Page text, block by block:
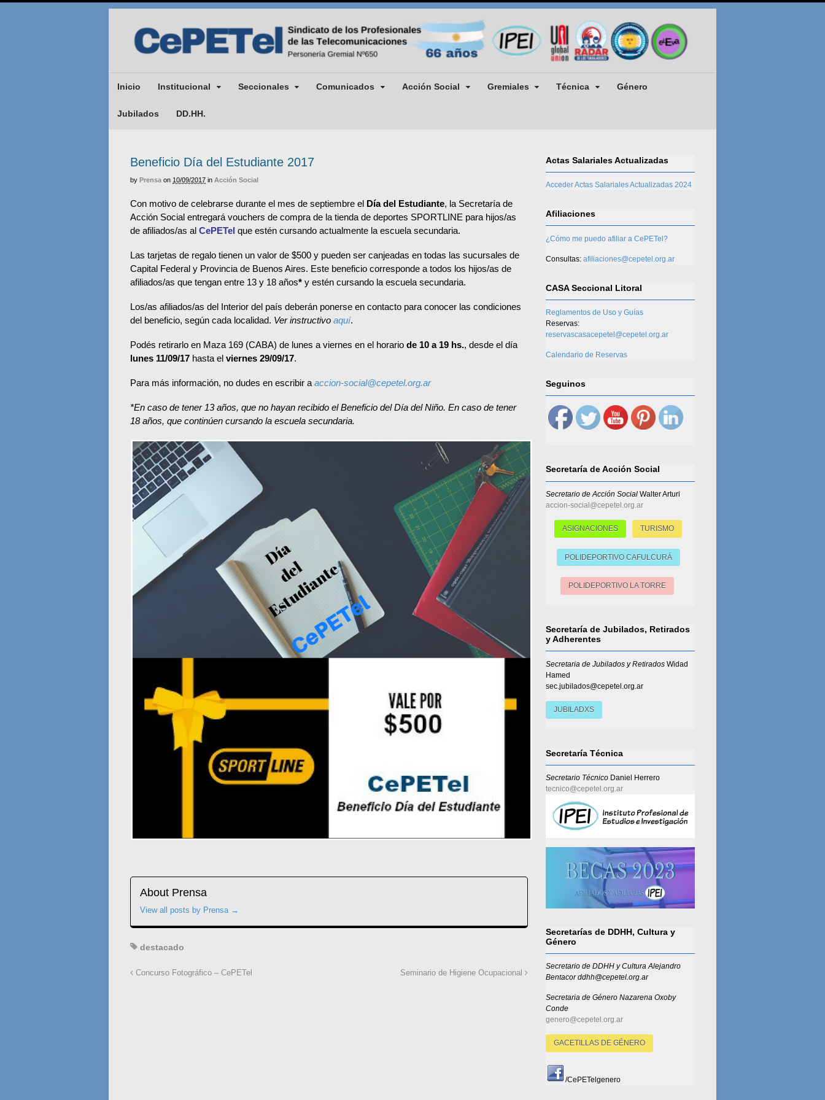
Inicio Institucional Seccionales Comunicados Acción Social Gremiales Técnica Género
Jubilados DD.HH.
Beneficio Día del Estudiante 2017
by Prensa on 10/09/2017 in Acción Social
Con motivo de celebrarse durante el mes de septiembre el Día del Estudiante, la Secretaría de
Acción Social entregará vouchers de compra de la tienda de deportes SPORTLINE para hijos/as
de afiliados/as al CePETel que estén cursando actualmente la escuela secundaria.
Las tarjetas de regalo tienen un valor de $500 y pueden ser canjeadas en todas las sucursales de
Capital Federal y Provincia de Buenos Aires. Este beneficio corresponde a todos los hijos/as de
afiliados/as que tengan entre 13 y 18 años* y estén cursando la escuela secundaria.
Los/as afiliados/as del Interior del país deberán ponerse en contacto para conocer las condiciones
del beneficio, según cada localidad. Ver instructivo aquí.
Podés retirarlo en Maza 169 (CABA) de lunes a viernes en el horario de 10 a 19 hs., desde el día
lunes 11/09/17 hasta el viernes 29/09/17.
Para más información, no dudes en escribir a accion-social@cepetel.org.ar
*En caso de tener 13 años, que no hayan recibido el Beneficio del Día del Niño. En caso de tener
18 años, que continúen cursando la escuela secundaria.
About Prensa
View all posts by Prensa →
destacado
Concurso Fotográfico – CePETel Seminario de Higiene Ocupacional
Actas Salariales Actualizadas
Acceder Actas Salariales Actualizadas 2024
Afiliaciones
¿Cómo me puedo afiliar a CePETel?
Consultas:afiliaciones@cepetel.org.ar
CASA Seccional Litoral
Reglamentos de Uso y Guías
Reservas:
reservascasacepetel@cepetel.org.ar
Calendario de Reservas
Seguinos
Secretaría de Acción Social
Secretario de Acción Social Walter Arturi
accion-social@cepetel.org.ar
ASIGNACIONES TURISMO
POLIDEPORTIVO CAFULCURÁ
POLIDEPORTIVO LA TORRE
Secretaría de Jubilados, Retirados
y Adherentes
Secretaria de Jubilados y Retirados Widad
Hamed
sec.jubilados@cepetel.org.ar
JUBILADXS
Secretaría Técnica
Secretario Técnico Daniel Herrero
tecnico@cepetel.org.ar
Secretarías de DDHH, Cultura y
Género
Secretario de DDHH y Cultura Alejandro
Bentacor ddhh@cepetel.org.ar
Secretaria de GéneroNazarena Oxoby
Conde
genero@cepetel.org.ar
GACETILLAS DE GÉNERO
/CePETelgenero